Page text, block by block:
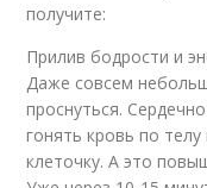
получите:
Прилив бодрости и
Даже совсем
проснуться.
гонять кровь по
клеточку. А это